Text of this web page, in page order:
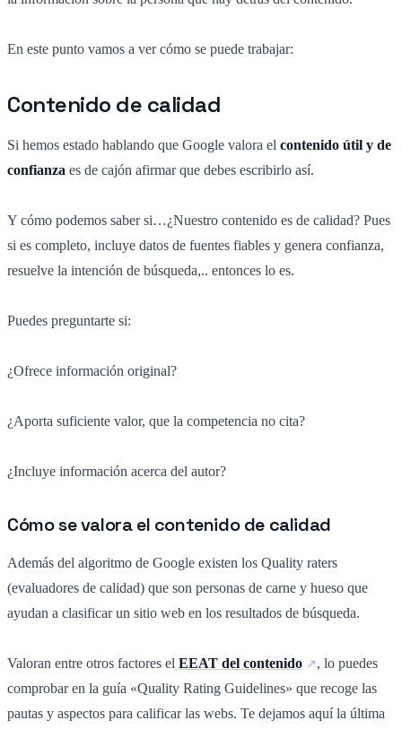
En este punto vamos a ver cómo se puede trabajar:
Contenido de calidad
Si hemos estado hablando que Google valora el contenido útil y de
confianza es de cajón afirmar que debes escribirlo así.
Y cómo podemos saber si…¿Nuestro contenido es de calidad? Pues
si es completo, incluye datos de fuentes fiables y genera confianza,
resuelve la intención de búsqueda,.. entonces lo es.
Puedes preguntarte si:
¿Ofrece información original?
¿Aporta suficiente valor, que la competencia no cita?
¿Incluye información acerca del autor?
Cómo se valora el contenido de calidad
Además del algoritmo de Google existen los Quality raters
(evaluadores de calidad) que son personas de carne y hueso que
ayudan a clasificar un sitio web en los resultados de búsqueda.
Valoran entre otros factores el EEAT del contenido
, lo puedes
comprobar en la guía «Quality Rating Guidelines» que recoge las
pautas y aspectos para calificar las webs. Te dejamos aquí la última